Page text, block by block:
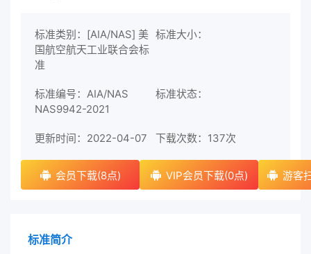
标准类别：[AIA/NAS] 美
国航空航天工业联合会标
准
标准大小：
标准编号：AIA/NAS
NAS9942-2021
标准状态：
更新时间：2022-04-07 下载次数： 137次
会员下载(8点) VIP会员下载(0点) 游客
标准简介